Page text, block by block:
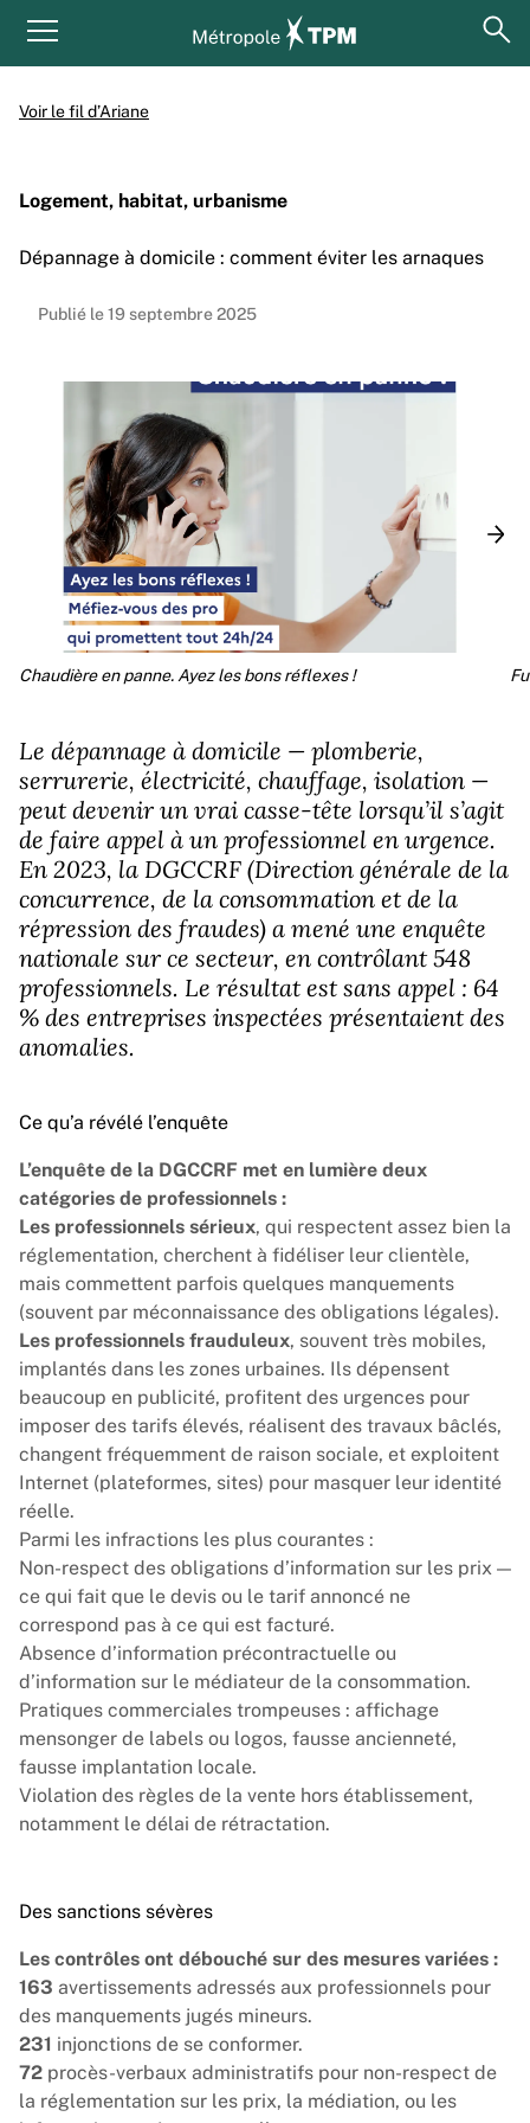
Menu principal
Voir le fil d’Ariane
Logement, habitat, urbanisme
Dépannage à domicile : comment éviter les arnaques
Publié le 19 septembre 2025
Chaudière en panne. Ayez les bons réflexes !
Le dépannage à domicile — plomberie,
serrurerie, électricité, chauffage, isolation —
peut devenir un vrai casse-tête lorsqu’il s’agit
de faire appel à un professionnel en urgence.
En 2023, la DGCCRF (Direction générale de la
concurrence, de la consommation et de la
répression des fraudes) a mené une enquête
nationale sur ce secteur, en contrôlant 548
professionnels. Le résultat est sans appel : 64
% des entreprises inspectées présentaient des
anomalies.
Ce qu’a révélé l’enquête
L’enquête de la DGCCRF met en lumière deux
catégories de professionnels :
Les professionnels sérieux, qui respectent assez bien la
réglementation, cherchent à fidéliser leur clientèle,
mais commettent parfois quelques manquements
(souvent par méconnaissance des obligations légales).
Les professionnels frauduleux, souvent très mobiles,
implantés dans les zones urbaines. Ils dépensent
beaucoup en publicité, profitent des urgences pour
imposer des tarifs élevés, réalisent des travaux bâclés,
changent fréquemment de raison sociale, et exploitent
Internet (plateformes, sites) pour masquer leur identité
réelle.
Parmi les infractions les plus courantes :
Non-respect des obligations d’information sur les prix —
ce qui fait que le devis ou le tarif annoncé ne
correspond pas à ce qui est facturé.
Absence d’information précontractuelle ou
d’information sur le médiateur de la consommation.
Pratiques commerciales trompeuses : affichage
mensonger de labels ou logos, fausse ancienneté,
fausse implantation locale.
Violation des règles de la vente hors établissement,
notamment le délai de rétractation.
Des sanctions sévères
Les contrôles ont débouché sur des mesures variées :
163 avertissements adressés aux professionnels pour
des manquements jugés mineurs.
231 injonctions de se conformer.
72 procès-verbaux administratifs pour non-respect de
la réglementation sur les prix, la médiation, ou les